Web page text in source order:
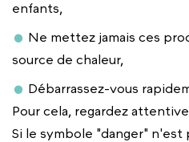
enfants,
Ne mettez jamais ces
source de chaleur,
Débarrassez-vous
Pour cela, regardez
Si le symbole "danger"